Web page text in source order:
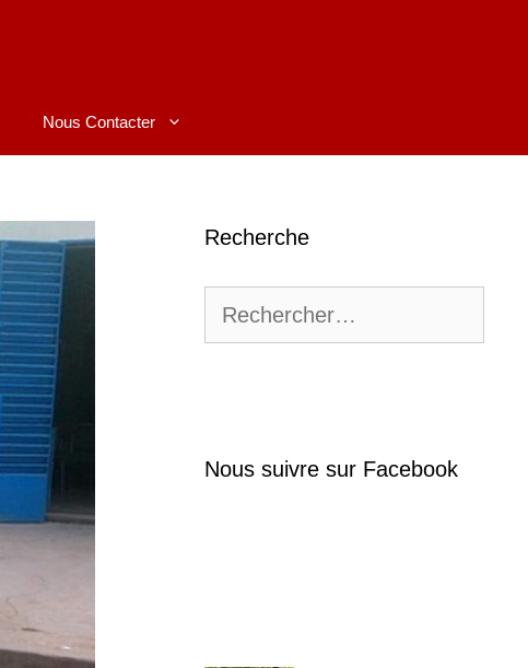
Nous Contacter
Recherche
Nous suivre sur Facebook